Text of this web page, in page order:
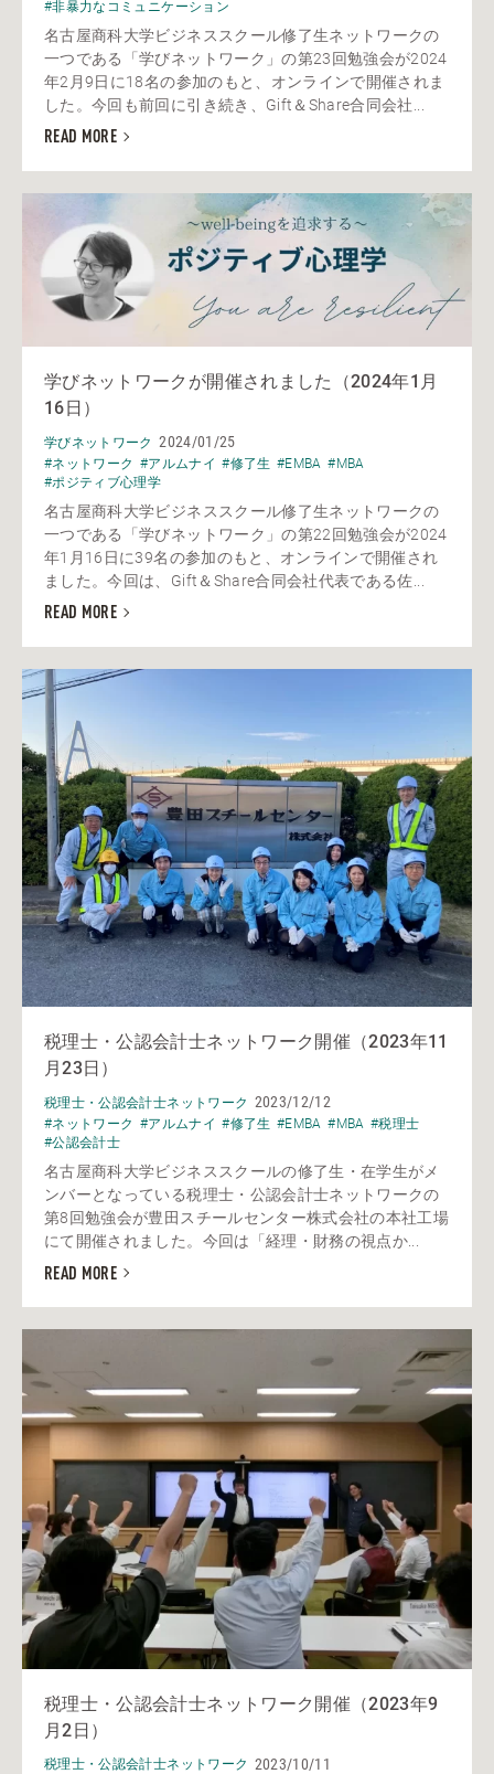
#非暴力なコミュニケーション
名古屋商科大学ビジネススクール修了生ネットワークの
一つである「学びネットワーク」の第23回勉強会が2024
年2月9日に18名の参加のもと、オンラインで開催されま
した。今回も前回に引き続き、Gift＆Share合同会社...
READ MORE
学びネットワークが開催されました（2024年1月
16日）
学びネットワーク 2024/01/25
#ネットワーク #アルムナイ #修了生 #EMBA #MBA
#ポジティブ心理学
名古屋商科大学ビジネススクール修了生ネットワークの
一つである「学びネットワーク」の第22回勉強会が2024
年1月16日に39名の参加のもと、オンラインで開催され
ました。今回は、Gift＆Share合同会社代表である佐...
READ MORE
税理士・公認会計士ネットワーク開催（2023年11
月23日）
税理士・公認会計士ネットワーク 2023/12/12
#ネットワーク #アルムナイ #修了生 #EMBA #MBA #税理士
#公認会計士
名古屋商科大学ビジネススクールの修了生・在学生がメ
ンバーとなっている税理士・公認会計士ネットワークの
第8回勉強会が豊田スチールセンター株式会社の本社工場
にて開催されました。今回は「経理・財務の視点か...
READ MORE
税理士・公認会計士ネットワーク開催（2023年9
月2日）
税理士・公認会計士ネットワーク 2023/10/11